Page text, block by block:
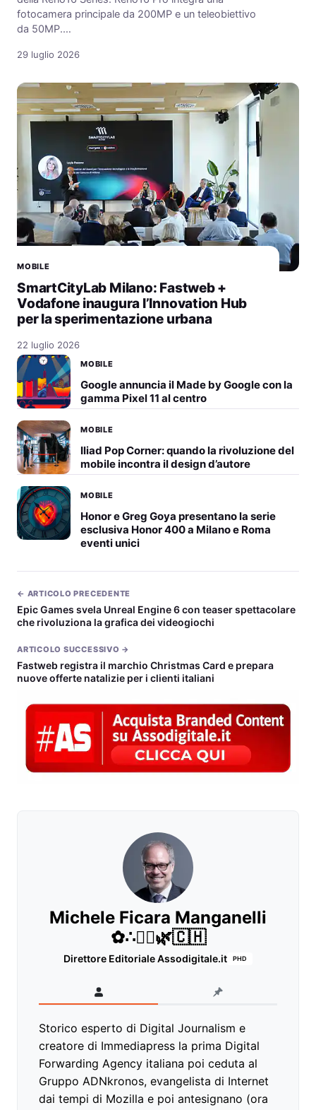
fotocamera principale da 200MP e un teleobiettivo
da 50MP.…
29 luglio 2026
MOBILE
SmartCityLab Milano: Fastweb +
Vodafone inaugura l’Innovation Hub
per la sperimentazione urbana
22 luglio 2026
MOBILE
Google annuncia il Made by Google con la
gamma Pixel 11 al centro
MOBILE
Iliad Pop Corner: quando la rivoluzione del
mobile incontra il design d’autore
MOBILE
Honor e Greg Goya presentano la serie
esclusiva Honor 400 a Milano e Roma
eventi unici
← ARTICOLO PRECEDENTE
Epic Games svela Unreal Engine 6 con teaser spettacolare
che rivoluziona la grafica dei videogiochi
ARTICOLO SUCCESSIVO →
Fastweb registra il marchio Christmas Card e prepara
nuove offerte natalizie per i clienti italiani
Michele Ficara Manganelli
✿∴♛🌿🇨🇭
Direttore Editoriale Assodigitale.it PHD
Storico esperto di Digital Journalism e
creatore di Immediapress la prima Digital
Forwarding Agency italiana poi ceduta al
Gruppo ADNkronos, evangelista di Internet
dai tempi di Mozilla e poi antesignano (ora